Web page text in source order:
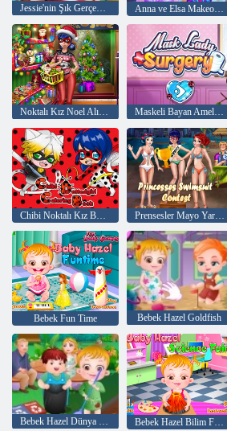
Jessie'nin Şık Gerçek Saç Kesimleri Anna ve Elsa Makeover
Maskeli Bayan Ameliyatı
Prensesler Mayo Yarışması
Bebek Fun Time Bebek Hazel Goldfish
Bebek Hazel Dünya Günü Bebek Hazel Bilim Fuarı Oyna